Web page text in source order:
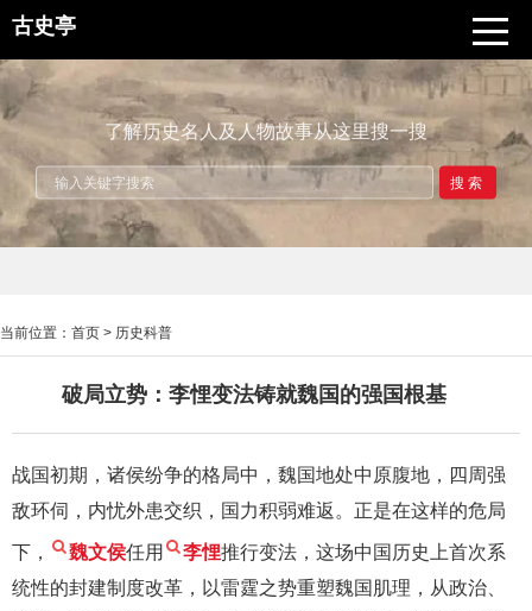
古史亭
了解历史名人及人物故事从这里搜一搜
搜索
当前位置： 首页 > 历史科普
破局立势：李悝变法铸就魏国的强国根基
战国初期，诸侯纷争的格局中，魏国地处中原腹地，四周强
敌环伺，内忧外患交织，国力积弱难返。正是在这样的危局
下， 魏文侯任用 李悝推行变法，这场中国历史上首次系
统性的封建制度改革，以雷霆之势重塑魏国肌理，从政治、